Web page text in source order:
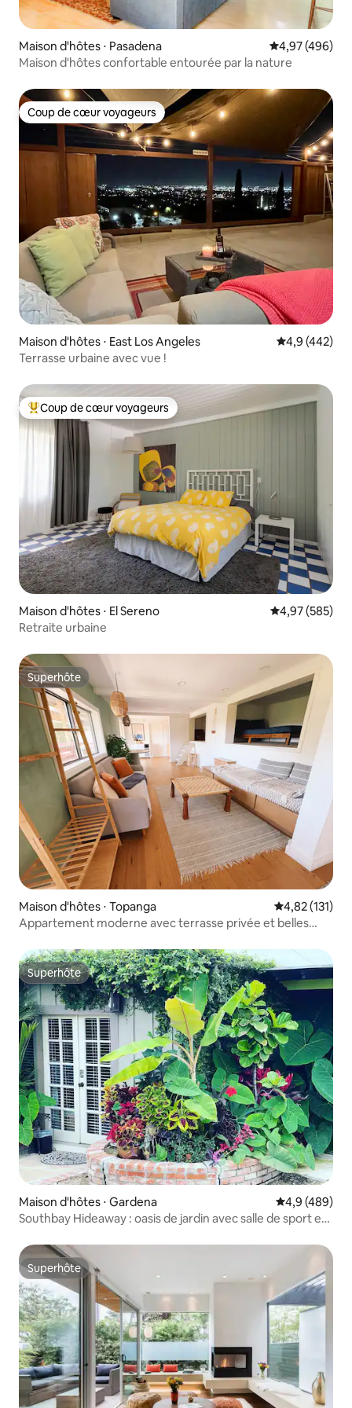
Maison d'hôtes ⋅ Pasadena Évaluation
4,97 (496)
Maison d'hôtes confortable entourée par la nature
Coup de cœur voyageurs
Coup de cœur voyageurs
Maison d'hôtes ⋅ East Los Angeles Évaluation
4,9 (442)
Terrasse urbaine avec vue !
Coups de cœur voyageurs les plus appréciés
Coup de cœur voyageurs
Maison d'hôtes ⋅ El Sereno Évaluation
4,97 (585)
Retraite urbaine
Superhôte
Superhôte
Maison d'hôtes ⋅ Topanga Évaluation
4,82 (131)
Appartement moderne avec terrasse privée et belles
Superhôte
Superhôte
Maison d'hôtes ⋅ Gardena Évaluation
4,9 (489)
Southbay Hideaway : oasis de jardin avec salle de sport et
Superhôte
Superhôte